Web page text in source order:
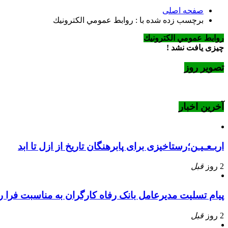
صفحه اصلی
برچسب زده شده با : روابط عمومي الكترونيك
روابط عمومي الكترونيك
چیزی یافت نشد !
تصویر روز
آخرین اخبار
اربـعـیـن؛رستاخیزی برای پابرهنگان تاریخ از ازل تا ابد
2 روز قبل
پیام تسلیت مدیرعامل بانک رفاه کارگران به مناسبت
2 روز قبل